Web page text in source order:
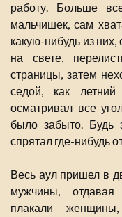
работу. Больше
мальчишек, сам
какую-нибудь из
на свете,
страницы, затем
седой, как
осматривал все
было забыто.
спрятал где-нибудь
Весь аул пришел в
мужчины, отдавая
плакали